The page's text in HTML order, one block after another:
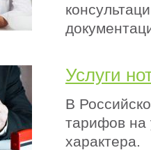
Услуги
В
тарифов на
характера.